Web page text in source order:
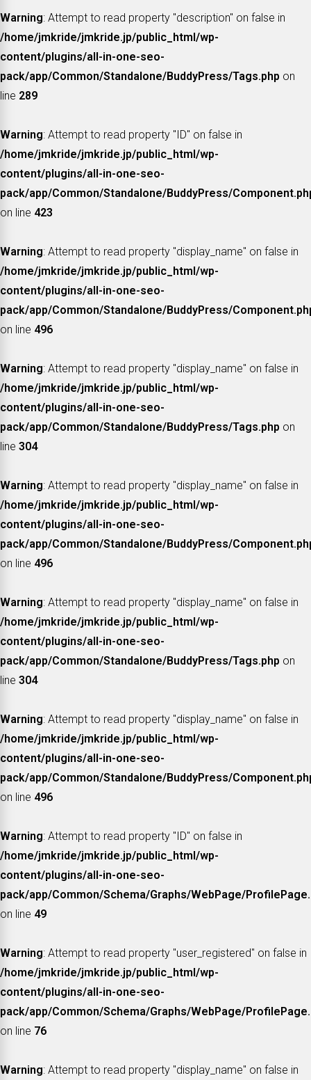
Warning: Attempt to read property "description" on false in
/home/jmkride/jmkride.jp/public_html/wp-
content/plugins/all-in-one-seo-
pack/app/Common/Standalone/BuddyPress/Tags.php on
line 289
Warning: Attempt to read property "ID" on false in
/home/jmkride/jmkride.jp/public_html/wp-
content/plugins/all-in-one-seo-
pack/app/Common/Standalone/BuddyPress/
on line 423
Warning: Attempt to read property "display_name" on false in
/home/jmkride/jmkride.jp/public_html/wp-
content/plugins/all-in-one-seo-
pack/app/Common/Standalone/BuddyPress/
on line 496
Warning: Attempt to read property "display_name" on false in
/home/jmkride/jmkride.jp/public_html/wp-
content/plugins/all-in-one-seo-
pack/app/Common/Standalone/BuddyPress/Tags.php on
line 304
Warning: Attempt to read property "display_name" on false in
/home/jmkride/jmkride.jp/public_html/wp-
content/plugins/all-in-one-seo-
pack/app/Common/Standalone/BuddyPress/
on line 496
Warning: Attempt to read property "display_name" on false in
/home/jmkride/jmkride.jp/public_html/wp-
content/plugins/all-in-one-seo-
pack/app/Common/Standalone/BuddyPress/Tags.php on
line 304
Warning: Attempt to read property "display_name" on false in
/home/jmkride/jmkride.jp/public_html/wp-
content/plugins/all-in-one-seo-
pack/app/Common/Standalone/BuddyPress/
on line 496
Warning: Attempt to read property "ID" on false in
/home/jmkride/jmkride.jp/public_html/wp-
content/plugins/all-in-one-seo-
pack/app/Common/Schema/Graphs/WebPage/
on line 49
Warning: Attempt to read property "user_registered" on false in
/home/jmkride/jmkride.jp/public_html/wp-
content/plugins/all-in-one-seo-
pack/app/Common/Schema/Graphs/WebPage/
on line 76
Warning: Attempt to read property "display_name" on false in